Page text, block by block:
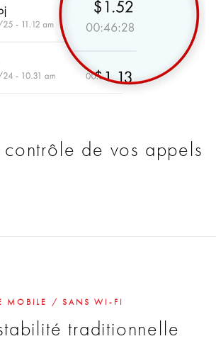
de vos appels
MOBILE / SANS WI-FI
traditionnelle